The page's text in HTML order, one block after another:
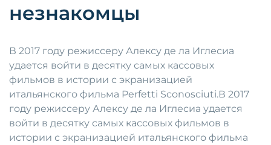
незнакомцы
В 2017 году режиссеру Алексу де ла Иглесиа
удается войти в десятку самых кассовых
фильмов в истории с экранизацией
итальянского фильма Perfetti Sconosciuti.В 2017
году режиссеру Алексу де ла Иглесиа удается
войти в десятку самых кассовых фильмов в
истории с экранизацией итальянского фильма